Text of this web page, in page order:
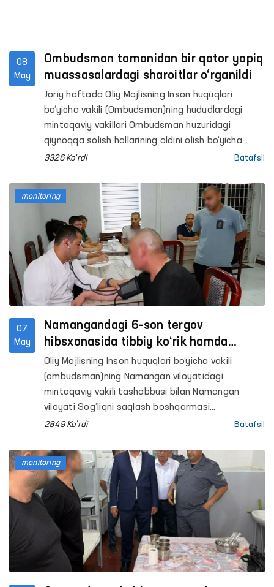
08
May
Ombudsman tomonidan bir qator yopiq
muassasalardagi sharoitlar o‘rganildi
Joriy haftada Oliy Majlisning Inson huquqlari
bo‘yicha vakili (Ombudsman)ning hududlardagi
mintaqaviy vakillari Ombudsman huzuridagi
qiynoqqa solish hollarining oldini olish bo‘yicha
Jamoatchilik guruhlari bilan Buxoro, Samarqand,
Toshkent shahrida joylashgan bir qator
harakatlanish erkinligi cheklangan shaxslar
saqlanadigan yopiq muassasalarga monitoring
tashriflarini amalga oshirishdi.
3326 Ko'rdi Batafsil
07
May
Namangandagi 6-son tergov
hibsxonasida tibbiy ko‘rik hamda
sayyor qabul tashkil etildi
Oliy Majlisning Inson huquqlari bo‘yicha vakili
(ombudsman)ning Namangan viloyatidagi
mintaqaviy vakili tashabbusi bilan Namangan
viloyati Sog‘liqni saqlash boshqarmasi
hamkorligida Uychi tumanidagi 6-son tergov
chuqurlashtirilgan tibbiy ko‘rik o‘tkazildi.
2849 Ko'rdi Batafsil
monitoring
monitoring